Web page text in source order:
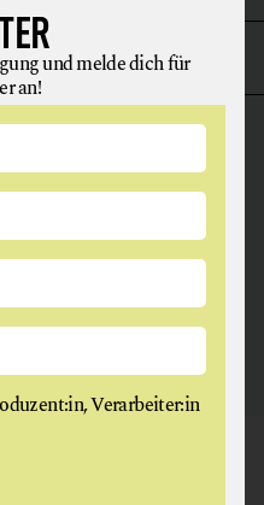
und melde dich für
an!
Verarbeiter:in